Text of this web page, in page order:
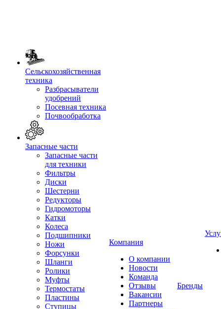
Сельскохозяйственная
техника
Разбрасыватели
удобрений
Посевная техника
Почвообработка
Запасные части
Запасные части
для техники
Фильтры
Диски
Шестерни
Редукторы
Гидромоторы
Катки
Колеса
Подшипники
Ножи
Форсунки
Шланги
Ролики
Муфты
Термостаты
Пластины
Ступицы
Компания
О компании
Новости
Команда
Отзывы
Вакансии
Партнеры
Бренды